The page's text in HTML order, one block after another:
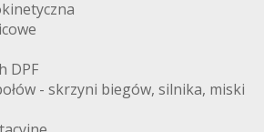
DPF
- skrzyni biegów, silnika, miski